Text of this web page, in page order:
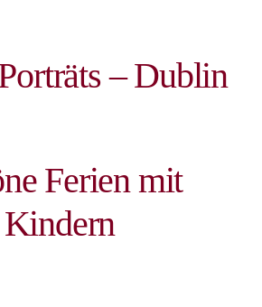
– Dublin
Ferien mit
Kindern